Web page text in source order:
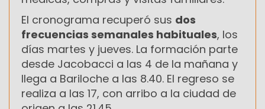
El cronograma recuperó sus dos
frecuencias semanales habituales, los
días martes y jueves. La formación parte
desde Jacobacci a las 4 de la mañana y
llega a Bariloche a las 8.40. El regreso se
realiza a las 17, con arribo a la ciudad de